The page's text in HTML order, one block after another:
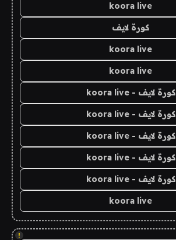
koora live
كورة لايف
koora live
koora live
كورة لايف - koora live
كورة لايف - koora live
كورة لايف - koora live
كورة لايف - koora live
كورة لايف - koora live
koora live
!